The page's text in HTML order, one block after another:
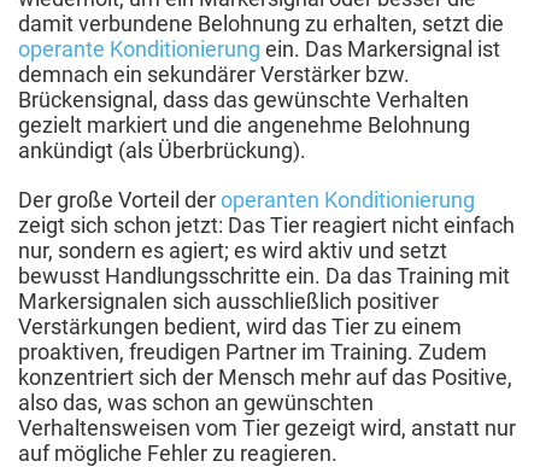
damit verbundene Belohnung zu erhalten, setzt die
operante Konditionierung ein. Das Markersignal ist
demnach ein sekundärer Verstärker bzw.
Brückensignal, dass das gewünschte Verhalten
gezielt markiert und die angenehme Belohnung
ankündigt (als Überbrückung).
Der große Vorteil deroperanten Konditionierung
zeigt sich schon jetzt: Das Tier reagiert nicht einfach
nur, sondern es agiert; es wird aktiv und setzt
bewusst Handlungsschritte ein. Da das Training mit
Markersignalen sich ausschließlich positiver
Verstärkungen bedient, wird das Tier zu einem
proaktiven, freudigen Partner im Training. Zudem
konzentriert sich der Mensch mehr auf das Positive,
also das, was schon an gewünschten
Verhaltensweisen vom Tier gezeigt wird, anstatt nur
auf mögliche Fehler zu reagieren.